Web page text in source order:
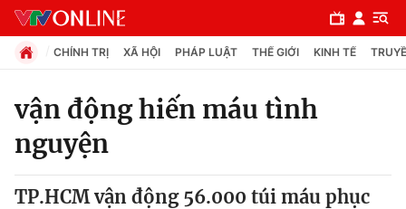
Chuyên mục
Chính trị
CHÍNH TRỊ XÃ HỘI PHÁP LUẬT THẾ GIỚI KINH TẾ
vận động hiến máu tình
nguyện
TP.HCM vận động 56.000 túi máu phục